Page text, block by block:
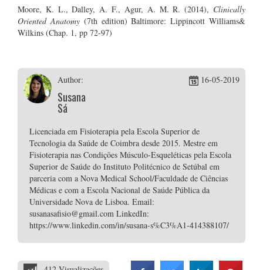
Moore, K. L., Dalley, A. F., Agur, A. M. R. (2014), Clinically
Oriented Anatomy(7th edition) Baltimore: Lippincott Williams&
Wilkins (Chap. 1, pp 72-97)
Author:
Susana
Sá
16-05-2019
Licenciada em Fisioterapia pela Escola Superior de
Tecnologia da Saúde de Coimbra desde 2015. Mestre em
Fisioterapia nas Condições Músculo-Esqueléticas pela Escola
Superior de Saúde do Instituto Politécnico de Setúbal em
parceria com a Nova Medical School/Faculdade de Ciências
Médicas e com a Escola Nacional de Saúde Pública da
Universidade Nova de Lisboa. Email:
susanasafisio@gmail.com LinkedIn:
https://www.linkedin.com/in/susana-s%C3%A1-414388107/